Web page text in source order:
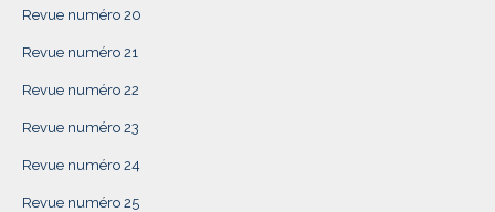
Revue numéro 20
Revue numéro 21
Revue numéro 22
Revue numéro 23
Revue numéro 24
Revue numéro 25